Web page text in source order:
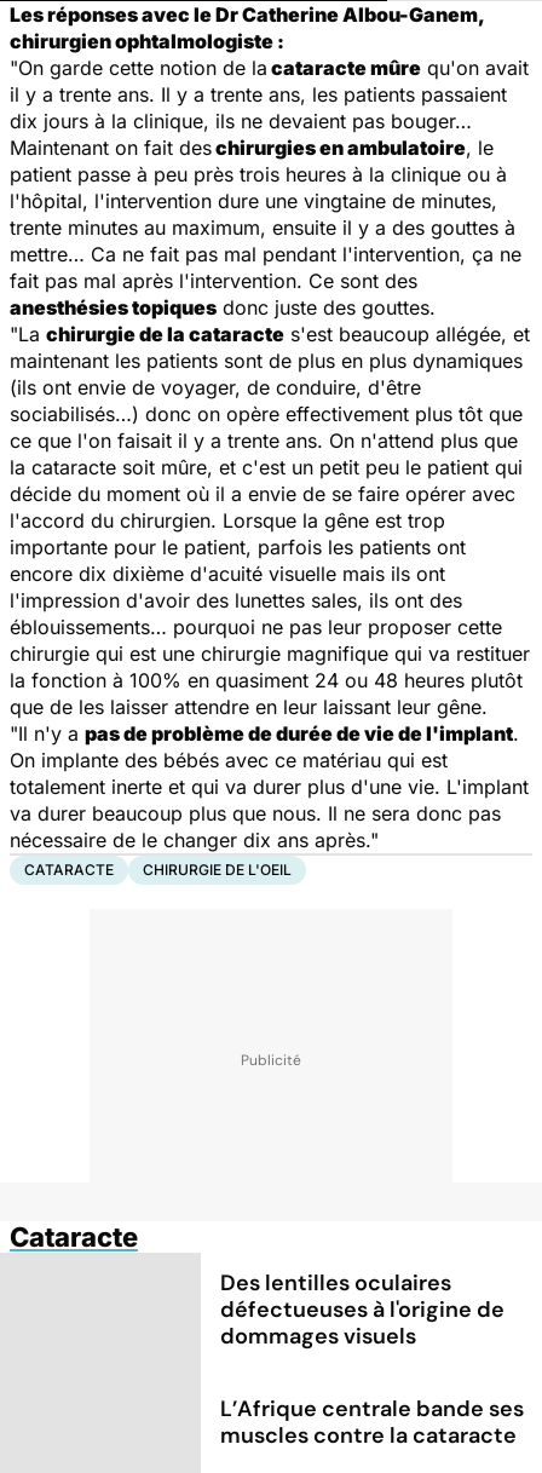
Les réponses avec le Dr Catherine Albou-Ganem,
chirurgien ophtalmologiste :
"On garde cette notion de la cataracte mûre qu'on avait
il y a trente ans. Il y a trente ans, les patients passaient
dix jours à la clinique, ils ne devaient pas bouger…
Maintenant on fait deschirurgies en ambulatoire, le
patient passe à peu près trois heures à la clinique ou à
l'hôpital, l'intervention dure une vingtaine de minutes,
trente minutes au maximum, ensuite il y a des gouttes à
mettre… Ca ne fait pas mal pendant l'intervention, ça ne
fait pas mal après l'intervention. Ce sont des
anesthésies topiques donc juste des gouttes.
"La chirurgie de la cataracte s'est beaucoup allégée, et
maintenant les patients sont de plus en plus dynamiques
(ils ont envie de voyager, de conduire, d'être
sociabilisés…) donc on opère effectivement plus tôt que
ce que l'on faisait il y a trente ans. On n'attend plus que
la cataracte soit mûre, et c'est un petit peu le patient qui
décide du moment où il a envie de se faire opérer avec
l'accord du chirurgien. Lorsque la gêne est trop
importante pour le patient, parfois les patients ont
encore dix dixième d'acuité visuelle mais ils ont
l'impression d'avoir des lunettes sales, ils ont des
éblouissements… pourquoi ne pas leur proposer cette
chirurgie qui est une chirurgie magnifique qui va restituer
la fonction à 100% en quasiment 24 ou 48 heures plutôt
que de les laisser attendre en leur laissant leur gêne.
"Il n'y a pas de problème de durée de vie de l'implant.
On implante des bébés avec ce matériau qui est
totalement inerte et qui va durer plus d'une vie. L'implant
va durer beaucoup plus que nous. Il ne sera donc pas
nécessaire de le changer dix ans après."
CATARACTE CHIRURGIE DE L'OEIL
Cataracte
Des lentilles oculaires
défectueuses à l'origine de
dommages visuels
L’Afrique centrale bande ses
muscles contre la cataracte